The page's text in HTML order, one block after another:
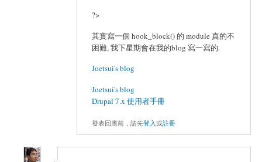
?>
其實寫一個 hook_block() 的 module 真的不
困難, 我下星期會在我的blog 寫一寫的.
Joetsui's blog
Joetsui's blog
Drupal 7.x 使用者手冊
發表回應前，請先登入或註冊